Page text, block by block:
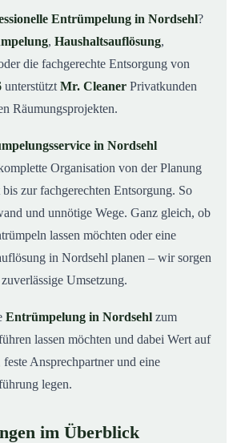
Entrümpelung in Nordsehl?
in Nordsehl?
für eine Entrümpelung
Nordsehl – so arbeiten unsere Profis
Entrümpelung in Nordsehl?
, Haushaltsauflösung,
die fachgerechte Entsorgung von
unterstützt Mr. Cleaner Privatkunden
Räumungsprojekten.
in Nordsehl
Organisation von der Planung
zur fachgerechten Entsorgung. So
und unnötige Wege. Ganz gleich, ob
lassen möchten oder eine
in Nordsehl planen – wir sorgen
Umsetzung.
Entrümpelung in Nordsehl zum
lassen möchten und dabei Wert auf
Ansprechpartner und eine
legen.
im Überblick